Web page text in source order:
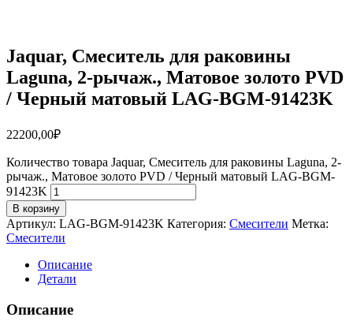
Jaquar, Смеситель для раковины
Laguna, 2-рычаж., Матовое золото PVD
/ Черный матовый LAG-BGM-91423K
22200,00₽
Количество товара Jaquar, Смеситель для раковины Laguna, 2-
рычаж., Матовое золото PVD / Черный матовый LAG-BGM-
91423K
В корзину
Артикул: LAG-BGM-91423K Категория: Смесители Метка:
Смесители
Описание
Детали
Описание